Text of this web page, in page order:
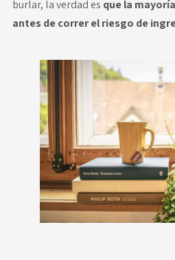
burlar, la verdad es que la
antes de correr el riesgo de